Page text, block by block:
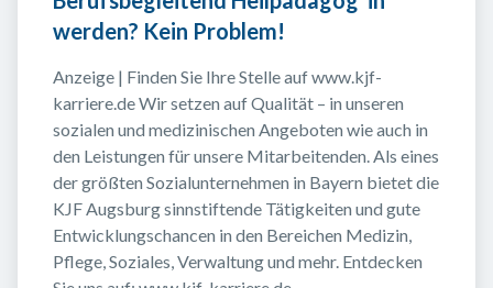
werden? Kein Problem!
Anzeige | Finden Sie Ihre Stelle auf www.kjf-
karriere.de Wir setzen auf Qualität – in unseren
sozialen und medizinischen Angeboten wie auch in
den Leistungen für unsere Mitarbeitenden. Als eines
der größten Sozialunternehmen in Bayern bietet die
KJF Augsburg sinnstiftende Tätigkeiten und gute
Entwicklungschancen in den Bereichen Medizin,
Pflege, Soziales, Verwaltung und mehr. Entdecken